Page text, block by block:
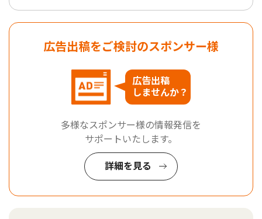
広告出稿をご検討のスポンサー様
広告出稿
しませんか？
多様なスポンサー様の情報発信を
サポートいたします。
詳細を見る